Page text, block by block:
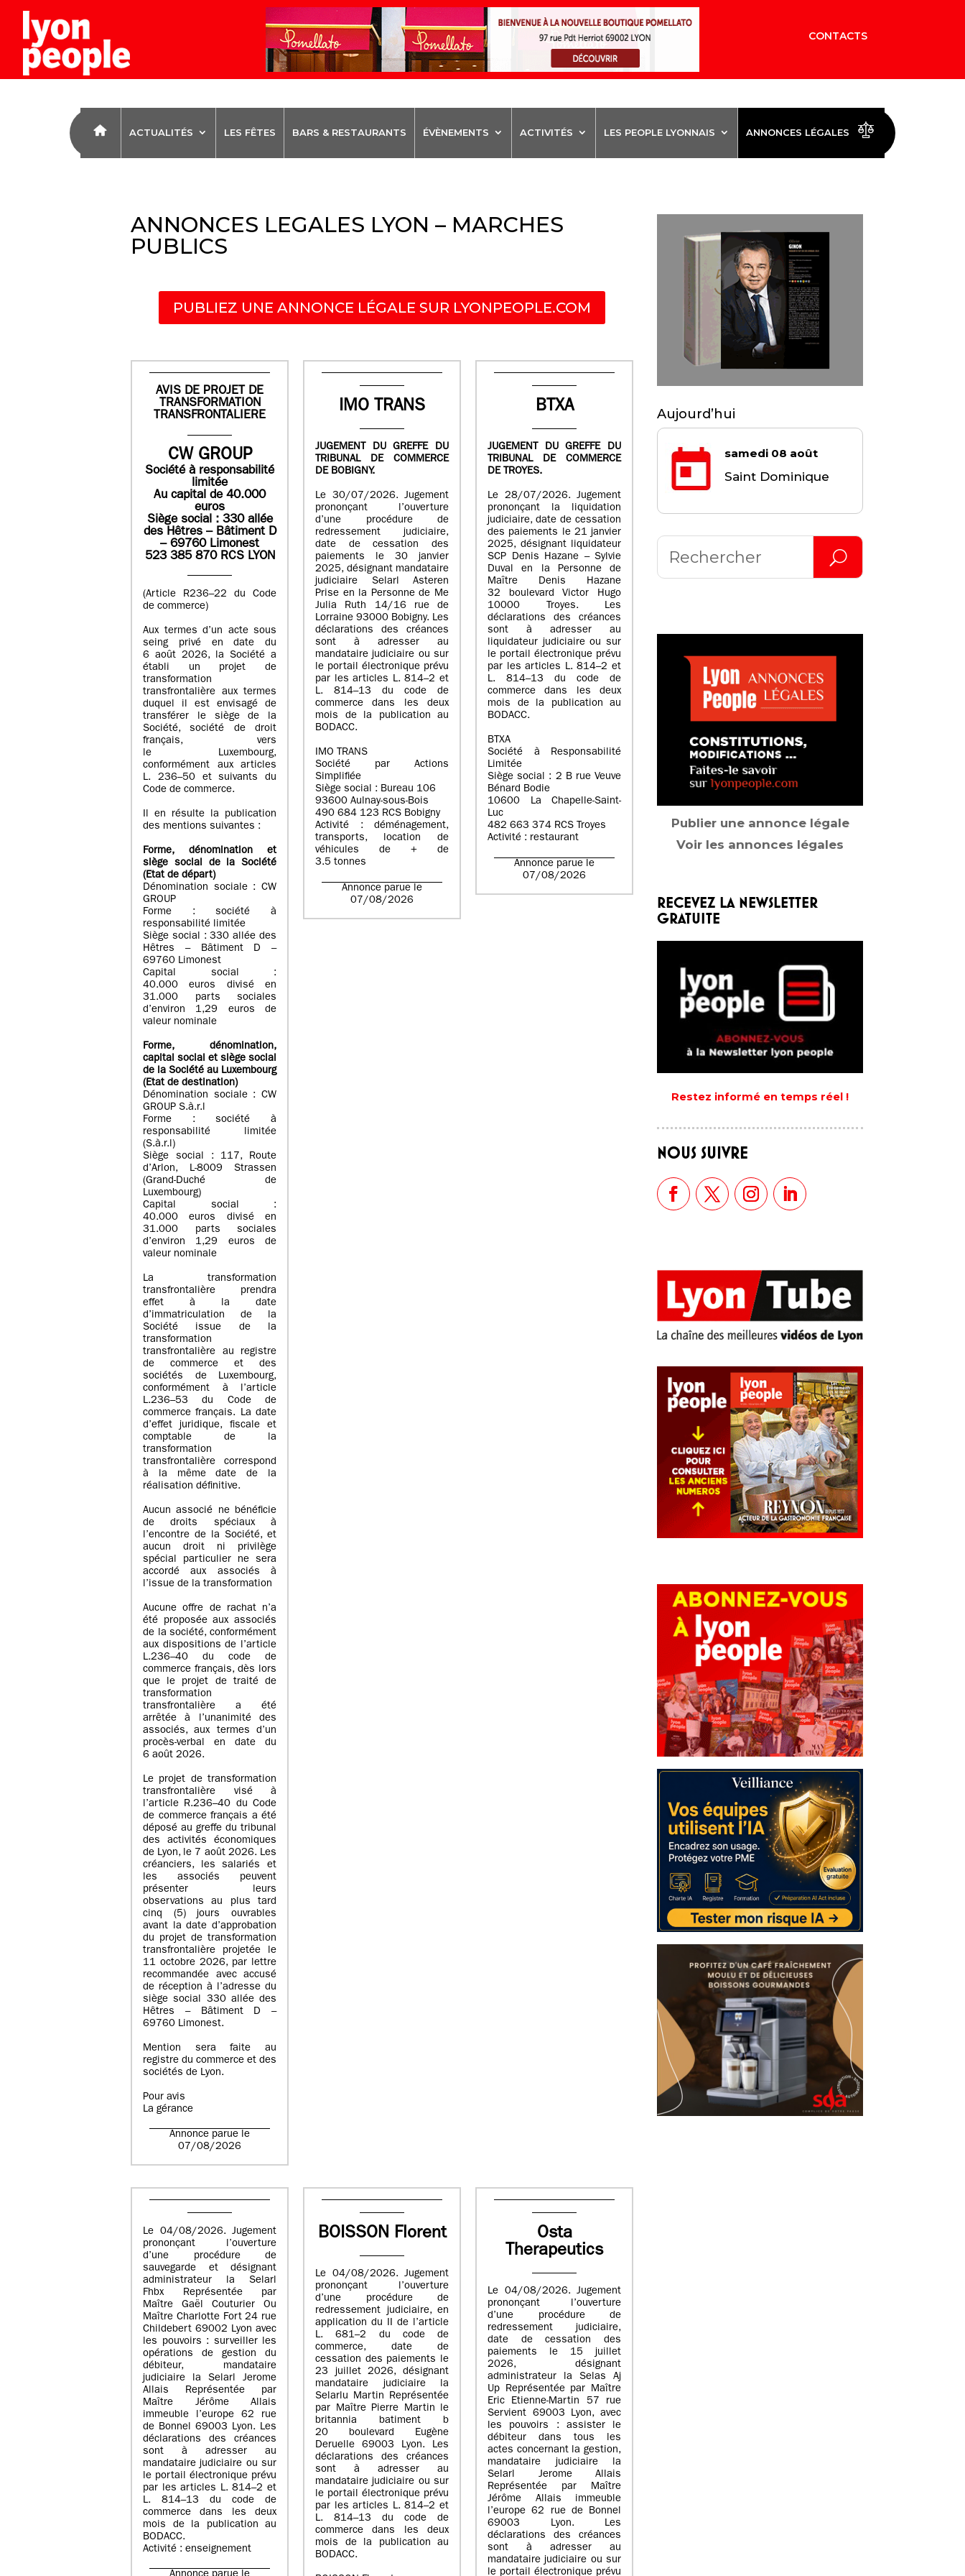
CONTACTS
ACTUALITÉS LES FÊTES BARS & RESTAURANTS ÉVÈNEMENTS ACTIVITÉS LES PEOPLE LYONNAIS ANNONCES LÉGALES
ANNONCES LEGALES LYON – MARCHES
PUBLICS
PUBLIEZ UNE ANNONCE LÉGALE SUR LYONPEOPLE.COM
AVIS DE PROJET DE
TRANSFORMATION
TRANSFRONTALIERE
CW GROUP
Société à responsabilité
limitée
Au capital de 40.000
euros
Siège social : 330 allée
des Hêtres – Bâtiment D
– 69760 Limonest
523 385 870 RCS LYON
(Article R236–22 du Code
de commerce)
Aux termes d’un acte sous
seing privé en date du
6 août 2026, la Société a
établi un projet de
transformation
transfrontalière aux termes
duquel il est envisagé de
transférer le siège de la
Société, société de droit
français, vers
le Luxembourg,
conformément aux articles
L. 236–50 et suivants du
Code de commerce.
Il en résulte la publication
des mentions suivantes :
Forme, dénomination et
siège social de la Société
(Etatde départ)
Dénomination sociale : CW
GROUP
Forme : société à
responsabilité limitée
Siège social : 330 allée des
Hêtres – Bâtiment D –
69760 Limonest
Capital social :
40.000 euros divisé en
31.000 parts sociales
d’environ 1,29 euros de
valeur nominale
Forme, dénomination,
capital social et siège social
de la Société au Luxembourg
(Etat de destination)
Dénomination sociale : CW
GROUP S.à.r.l
Forme : société à
responsabilité limitée
(S.à.r.l)
Siège social : 117, Route
d’Arlon, L-8009 Strassen
(Grand-Duché de
Luxembourg)
Capital social :
40.000 euros divisé en
31.000 parts sociales
d’environ 1,29 euros de
valeur nominale
La transformation
transfrontalière prendra
effet à la date
d’immatriculation de la
Société issue de la
transformation
transfrontalière au registre
de commerce et des
sociétés de Luxembourg,
conformément à l’article
L.236–53 du Code de
commerce français. La date
d’effet juridique, fiscale et
comptable de la
transformation
transfrontalière correspond
à la même date de la
réalisation définitive.
Aucun associé ne bénéficie
de droits spéciaux à
l’encontre de la Société, et
aucun droit ni privilège
spécial particulier ne sera
accordé aux associés à
l’issue de la transformation
Aucune offre de rachat n’a
été proposée aux associés
de la société, conformément
aux dispositions de l’article
L.236–40 du code de
commerce français, dès lors
que le projet de traité de
transformation
transfrontalière a été
arrêtée à l’unanimité des
associés, aux termes d’un
procès-verbal en date du
6 août 2026.
Le projet de transformation
transfrontalière visé à
l’article R.236–40 du Code
de commerce français a été
déposé au greffe du tribunal
des activités économiques
de Lyon, le 7 août 2026. Les
créanciers, les salariés et
les associés peuvent
présenter leurs
observations au plus tard
cinq (5) jours ouvrables
avant la date d’approbation
du projet de transformation
transfrontalière projetée le
11 octobre 2026, par lettre
recommandée avec accusé
de réception à l’adresse du
siège social 330 allée des
Hêtres – Bâtiment D –
69760 Limonest.
Mention sera faite au
registre du commerce et des
sociétés de Lyon.
Pour avis
La gérance
Annonce parue le
07/08/2026
IMO TRANS
JUGEMENT DU GREFFE DU
TRIBUNAL DE COMMERCE
DE BOBIGNY.
Le 30/07/2026. Jugement
prononçant l’ouverture
d’une procédure de
redressement judiciaire,
date de cessation des
paiements le 30 janvier
2025, désignant mandataire
judiciaire Selarl Asteren
Prise en la Personne de Me
Julia Ruth 14/16 rue de
Lorraine 93000 Bobigny. Les
déclarations des créances
sont à adresser au
mandataire judiciaire ou sur
le portail électronique prévu
par les articles L. 814–2 et
L. 814–13 du code de
commerce dans les deux
mois de la publication au
BODACC.
IMO TRANS
Société par Actions
Simplifiée
Siège social : Bureau 106
93600 Aulnay-sous-Bois
490 684 123 RCS Bobigny
Activité : déménagement,
transports, location de
véhicules de + de
3.5 tonnes
Annonce parue le
07/08/2026
BTXA
JUGEMENT DU GREFFE DU
TRIBUNAL DE COMMERCE
DE TROYES.
Le 28/07/2026. Jugement
prononçant la liquidation
judiciaire, date de cessation
des paiements le 21 janvier
2025, désignant liquidateur
SCP Denis Hazane – Sylvie
Duval en la Personne de
Maître Denis Hazane
32 boulevard Victor Hugo
10000 Troyes. Les
déclarations des créances
sont à adresser au
liquidateur judiciaire ou sur
le portail électronique prévu
par les articles L. 814–2 et
L. 814–13 du code de
commerce dans les deux
mois de la publication au
BODACC.
BTXA
Société à Responsabilité
Limitée
Siège social : 2 B rue Veuve
Bénard Bodie
10600 La Chapelle-Saint-
Luc
482 663 374 RCS Troyes
Activité : restaurant
Annonce parue le
07/08/2026
Le 04/08/2026. Jugement
prononçant l’ouverture
d’une procédure de
sauvegarde et désignant
administrateur la Selarl
Fhbx Représentée par
Maître Gaël Couturier Ou
Maître Charlotte Fort 24 rue
Childebert 69002 Lyon avec
les pouvoirs : surveiller les
opérations de gestion du
débiteur, mandataire
judiciaire la Selarl Jerome
Allais Représentée par
Maître Jérôme Allais
immeuble l’europe 62 rue
de Bonnel 69003 Lyon. Les
déclarations des créances
sont à adresser au
mandataire judiciaire ou sur
le portail électronique prévu
par les articles L. 814–2 et
L. 814–13 du code de
commerce dans les deux
mois de la publication au
BODACC.
Activité : enseignement
BOISSON Florent
Le 04/08/2026. Jugement
prononçant l’ouverture
d’une procédure de
redressement judiciaire, en
application du II de l’article
L. 681–2 du code de
commerce, date de
cessation des paiements le
23 juillet 2026, désignant
mandataire judiciaire la
Selarlu Martin Représentée
par Maître Pierre Martin le
britannia batiment b
20 boulevard Eugène
Deruelle 69003 Lyon. Les
déclarations des créances
sont à adresser au
mandataire judiciaire ou sur
le portail électronique prévu
par les articles L. 814–2 et
L. 814–13 du code de
commerce dans les deux
mois de la publication au
BODACC.
Osta
Therapeutics
Le 04/08/2026. Jugement
prononçant l’ouverture
d’une procédure de
redressement judiciaire,
date de cessation des
paiements le 15 juillet
2026, désignant
administrateur la Selas Aj
Up Représentée par Maître
Eric Etienne-Martin 57 rue
Servient 69003 Lyon, avec
les pouvoirs : assister le
débiteur dans tous les
actes concernant la gestion,
mandataire judiciaire la
Selarl Jerome Allais
Représentée par Maître
Jérôme Allais immeuble
l’europe 62 rue de Bonnel
69003 Lyon. Les
déclarations des créances
sont à adresser au
mandataire judiciaire ou sur
le portail électronique prévu
Aujourd’hui
samedi 08 août
Saint Dominique
Publier une annonce légale
Voir les annonces légales
RECEVEZ LA NEWSLETTER
GRATUITE
Restez informé en temps réel !
NOUS SUIVRE